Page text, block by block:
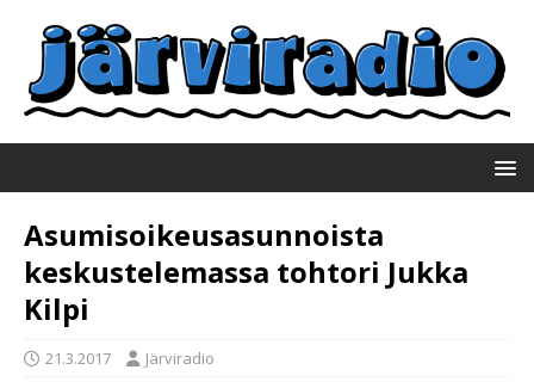
Asumisoikeusasunnoista
keskustelemassa tohtori Jukka
Kilpi
21.3.2017 Järviradio